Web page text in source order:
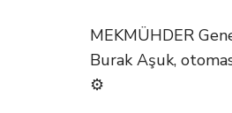
MEKMÜHDER
Burak Aşuk,
⚙️